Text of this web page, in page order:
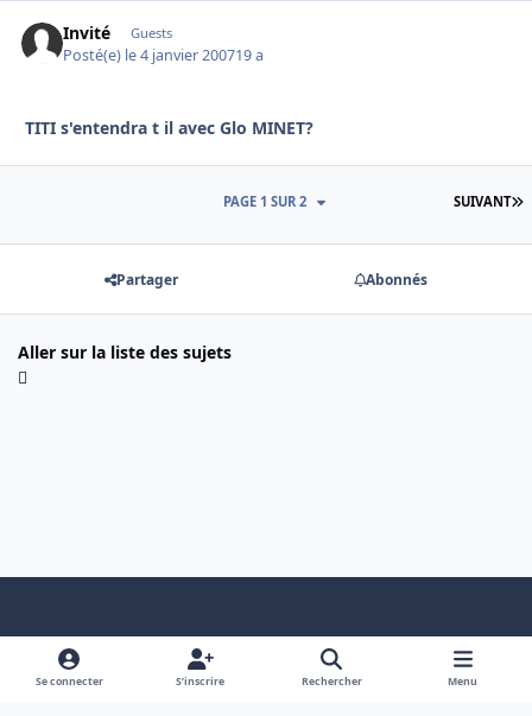
Invité Guests
Posté(e) le 4 janvier 200719 a
TITI s'entendra t il avec Glo MINET?
SUIVANT
PAGE 1 SUR 2
Partager Abonnés
Aller sur la liste des sujets
Light ModeDark ModeSystem Preference x
Se connecter S’inscrire Rechercher Menu